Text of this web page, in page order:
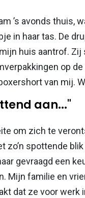
’s avonds thuis,
in haar tas. De
huis aantrof.
op
van mij.
aan..."
om zich te
zo’n spottende
gevraagd een
Mijn familie en
dat ze voor werk